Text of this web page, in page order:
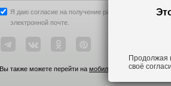
Я даю согласие на получение рассылок по
электронной почте.
Вы также можете перейти на мобильную версию сайта.
Продолжая
своё